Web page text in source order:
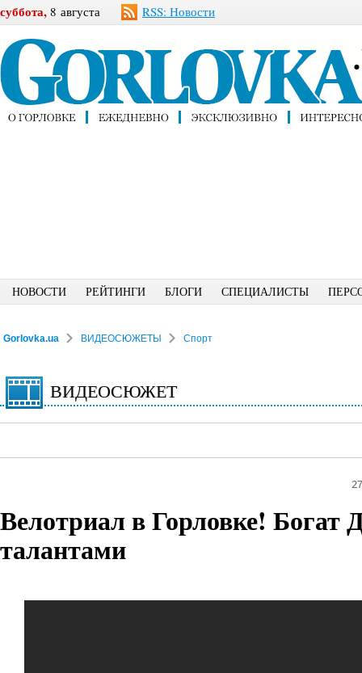
суббота, 8 августа RSS: Новости
НОВОСТИ РЕЙТИНГИ БЛОГИ СПЕЦИАЛИСТЫ
Gorlovka.ua ВИДЕОСЮЖЕТЫ Спорт
ВИДЕОСЮЖЕТ
Велотриал в Горловке! Богат
талантами